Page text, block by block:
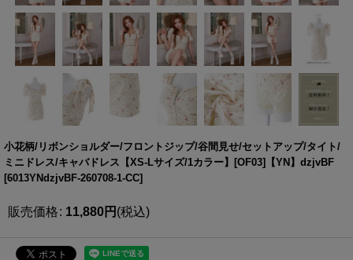
小花柄/リボンショルダー/フロントジップ/谷間見せ/セットアップ/タイト/
ミニドレス/キャバドレス【XS-Lサイズ/1カラー】[OF03]【YN】dzjvBF
[6013YNdzjvBF-260708-1-CC]
販売価格: 11,880円 (税込)